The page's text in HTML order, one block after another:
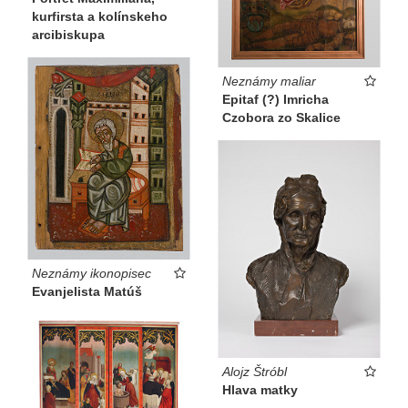
kurfirsta a kolínskeho
arcibiskupa
Neznámy maliar
Epitaf (?) Imricha
Czobora zo Skalice
Neznámy ikonopisec
Evanjelista Matúš
Alojz Štróbl
Hlava matky